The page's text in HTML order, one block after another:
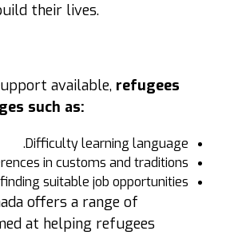
their lives.
available, refugees
such as:
Difficulty learning language.
in customs and traditions.
suitable job opportunities.
offers a range of
at helping refugees